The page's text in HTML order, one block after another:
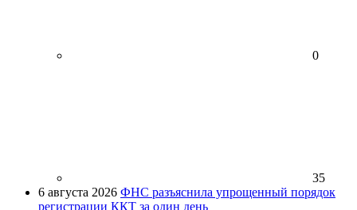
0
35
6 августа 2026 ФНС разъяснила упрощенный порядок
регистрации ККТ за один день